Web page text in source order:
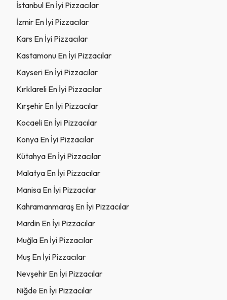
İstanbul En İyi Pizzacılar
İzmir En İyi Pizzacılar
Kars En İyi Pizzacılar
Kastamonu En İyi Pizzacılar
Kayseri En İyi Pizzacılar
Kırklareli En İyi Pizzacılar
Kırşehir En İyi Pizzacılar
Kocaeli En İyi Pizzacılar
Konya En İyi Pizzacılar
Kütahya En İyi Pizzacılar
Malatya En İyi Pizzacılar
Manisa En İyi Pizzacılar
Kahramanmaraş En İyi Pizzacılar
Mardin En İyi Pizzacılar
Muğla En İyi Pizzacılar
Muş En İyi Pizzacılar
Nevşehir En İyi Pizzacılar
Niğde En İyi Pizzacılar